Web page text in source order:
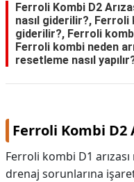
Ferroli Kombi D2
nasıl giderilir?, Ferroli
giderilir?, Ferroli
Ferroli kombi neden
resetleme nasıl
Ferroli Kombi D2
Ferroli kombi D1
drenaj sorunlarına